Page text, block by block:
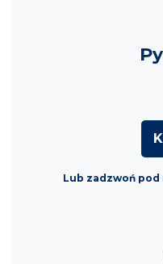
Lub zadzwoń pod